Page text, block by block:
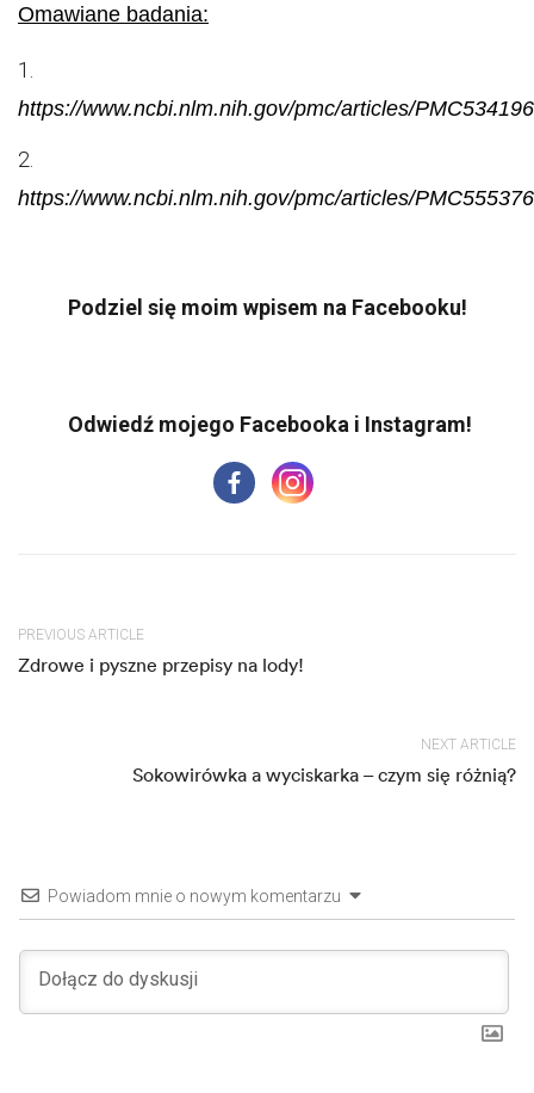
Omawiane badania:
https://www.ncbi.nlm.nih.gov/pmc/articles/
https://www.ncbi.nlm.nih.gov/pmc/articles/
Podziel się moim wpisem na Facebooku!
PREVIOUS ARTICLE
Zdrowe i pyszne przepisy na lody!
NEXT ARTICLE
Sokowirówka a wyciskarka – czym się różnią?
Powiadom mnie o nowym komentarzu